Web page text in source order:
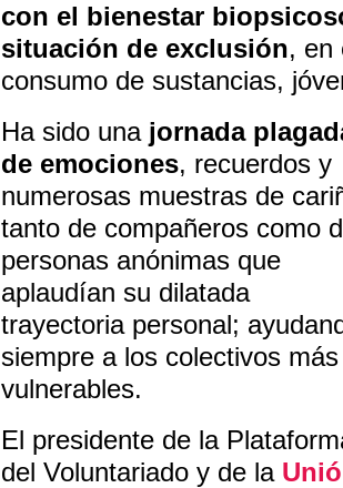
con el bienestar
situación de exclusión, en
consumo de sustancias,
Ha sido unajornada
de emociones, recuerdos y
numerosas muestras de
tanto de compañeros como
personas anónimas que
aplaudían su dilatada
trayectoria personal;
siempre a los colectivos más
vulnerables.
El presidente de la
del Voluntariado y de la